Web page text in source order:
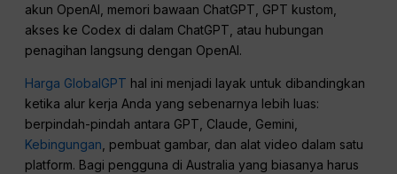
akun OpenAI, memori bawaan ChatGPT, GPT kustom,
akses ke Codex di dalam ChatGPT, atau hubungan
penagihan langsung dengan OpenAI.
Harga GlobalGPT hal ini menjadi layak untuk dibandingkan
ketika alur kerja Anda yang sebenarnya lebih luas:
berpindah-pindah antara GPT, Claude, Gemini,
Kebingungan , pembuat gambar, dan alat video dalam satu
platform. Bagi pengguna di Australia yang biasanya harus